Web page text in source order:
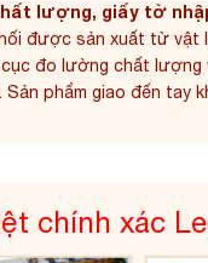
lượng, giấy tờ
được sản xuất từ vật
đo lường chất lượng
phẩm giao đến tay
chính xác